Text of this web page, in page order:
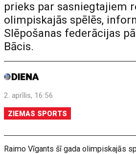
prieks par sasniegtajiem
olimpiskajās spēlēs,
Slēpošanas federācijas
Bācis.
2. aprīlis, 16:56
ZIEMAS SPORTS
Raimo Vīgants šī gada olimpiskajās